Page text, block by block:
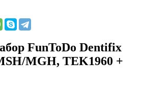
FunToDo Dentifix
MGH, TEK1960 +